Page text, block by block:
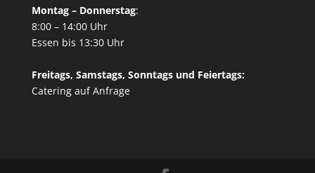
Montag – Donnerstag:
8:00 – 14:00 Uhr
Essen bis 13:30 Uhr
Freitags, Samstags, Sonntags und Feiertags:
Catering auf Anfrage